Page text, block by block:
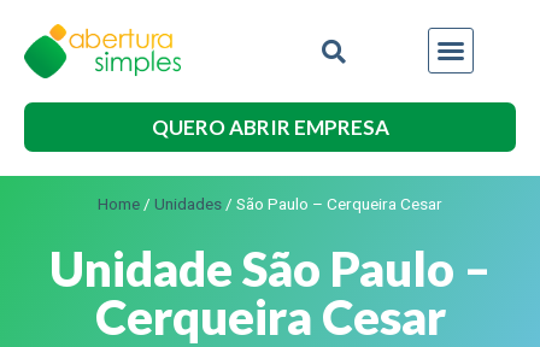
QUERO ABRIR EMPRESA
Home / Unidades / São Paulo – Cerqueira Cesar
Unidade São Paulo –
Cerqueira Cesar